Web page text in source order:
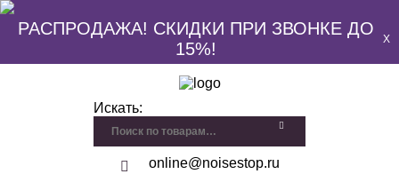
РАСПРОДАЖА! СКИДКИ ПРИ ЗВОНКЕ ДО
15%!
X
Искать:
online@noisestop.ru